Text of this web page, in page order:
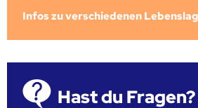
Infos zu verschiedenen
Hast du Fragen?